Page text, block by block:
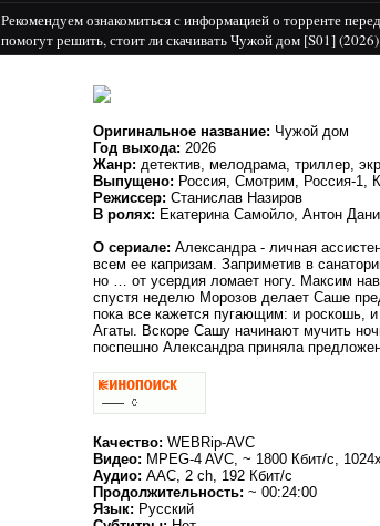
Рекомендуем ознакомиться с информацией о торренте
помогут решить, стоит ли скачивать Чужой дом [S01]
Оригинальное название: Чужой дом
Год выхода: 2026
Жанр: детектив, мелодрама, триллер,
Выпущено: Россия, Смотрим, Россия-1,
Режиссер: Станислав Назиров
В ролях: Екатерина Самойло, Антон
О сериале: Александра - личная
всем ее капризам. Заприметив в
но … от усердия ломает ногу. Максим
спустя неделю Морозов делает Саше
пока все кажется пугающим: и роскошь,
Агаты. Вскоре Сашу начинают мучить
поспешно Александра приняла
Качество: WEBRip-AVC
Видео: MPEG-4 AVC, ~ 1800 Кбит/с,
Аудио: AAC, 2 ch, 192 Кбит/с
Продолжительность: ~ 00:24:00
Язык: Русский